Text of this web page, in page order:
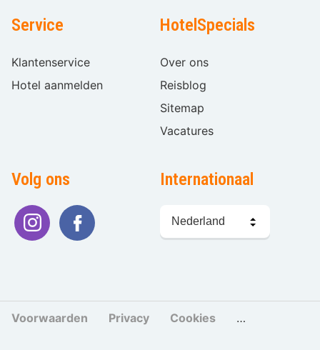
Service
Klantenservice
Hotel aanmelden
HotelSpecials
Over ons
Reisblog
Sitemap
Vacatures
Volg ons Internationaal
kiezen
Voorwaarden Privacy Cookies Cookies